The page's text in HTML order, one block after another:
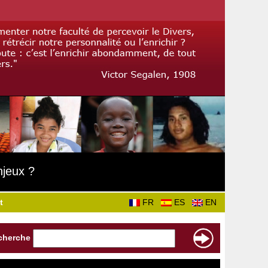
?
FR ES EN